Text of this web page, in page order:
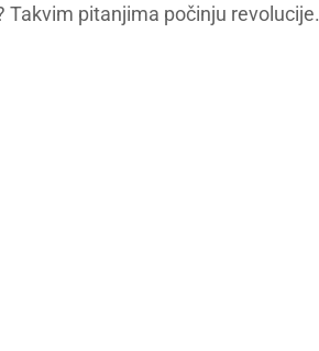
Takvim pitanjima počinju revolucije.